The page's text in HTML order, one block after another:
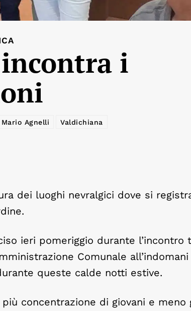
i
Mario Agnelli Valdichiana
dei luoghi nevralgici dove si
ieri pomeriggio durante l’incontro
Comunale
queste calde notti estive.
concentrazione di giovani e meno